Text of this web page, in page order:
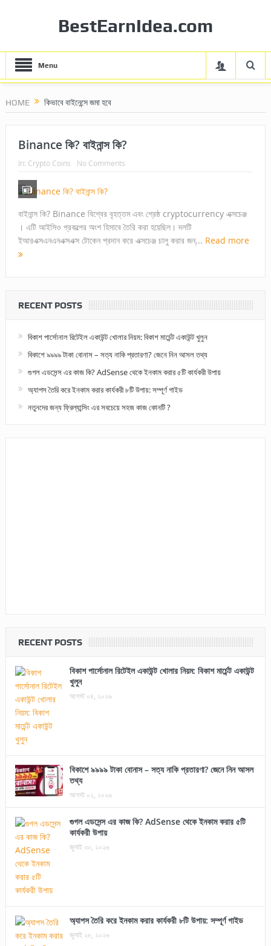
BestEarnIdea.com
Menu
HOME কিভাবে বাইনেন্সে জমা হবে
Binance কি? বাইনান্স কি?
In: Crypto Coins No Comments
বাইনান্স কি? Binance বিশ্বের বৃহত্তম এবং শ্রেষ্ঠ cryptocurrency এক্সচেঞ্জ
। এটি আইসিও প্রকল্পের অংশ হিসাবে তৈরি করা হয়েছিল। দলটি
ইআরএক্সএনএনএক্সএক্স টোকেন প্রদান করে এক্সচেঞ্জ চালু করার জন্... Read more
RECENT POSTS
বিকাশ পার্সোনাল রিটেইল একাউন্ট খোলার নিয়ম: বিকাশ মার্চেন্ট একাউন্ট খুলুন
বিকাশে ৯৯৯৯ টাকা বোনাস – সত্য নাকি প্রতারণা? জেনে নিন আসল তথ্য
গুগল এডসেন্স এর কাজ কি? AdSense থেকে ইনকাম করার ৫টি কার্যকরী উপায়
অ্যাপস তৈরি করে ইনকাম করার কার্যকরী ৮টি উপায়: সম্পূর্ণ গাইড
নতুনদের জন্য ফ্রিল্যান্সিং এর সবচেয়ে সহজ কাজ কোনটি ?
RECENT POSTS
বিকাশ পার্সোনাল রিটেইল একাউন্ট খোলার নিয়ম: বিকাশ মার্চেন্ট একাউন্ট
খুলুন
আগস্ট ০৪, ২০২৬
বিকাশে ৯৯৯৯ টাকা বোনাস – সত্য নাকি প্রতারণা? জেনে নিন আসল
তথ্য
আগস্ট ০২, ২০২৬
গুগল এডসেন্স এর কাজ কি? AdSense থেকে ইনকাম করার ৫টি
কার্যকরী উপায়
জুলাই ৩০, ২০২৬
অ্যাপস তৈরি করে ইনকাম করার কার্যকরী ৮টি উপায়: সম্পূর্ণ গাইড
জুলাই ২৮, ২০২৬